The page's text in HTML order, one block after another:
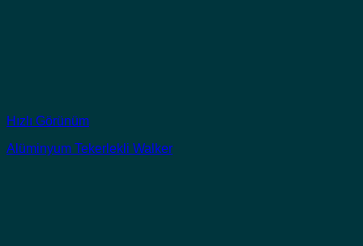
Hızlı Görünüm
Alüminyum Tekerlekli Walker